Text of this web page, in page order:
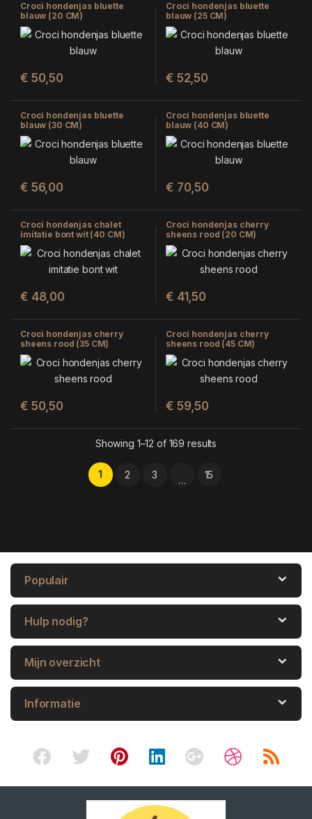
Croci hondenjas bluette
blauw (20 CM)
€ 50,50
Croci hondenjas bluette
blauw (25 CM)
€ 52,50
Croci hondenjas bluette
blauw (30 CM)
€ 56,00
Croci hondenjas bluette
blauw (40 CM)
€ 70,50
Croci hondenjas chalet
imitatie bont wit (40 CM)
€ 48,00
Croci hondenjas cherry
sheens rood (20 CM)
€ 41,50
Croci hondenjas cherry
sheens rood (35 CM)
€ 50,50
Croci hondenjas cherry
sheens rood (45 CM)
€ 59,50
Showing 1–12 of 169 results
1 2 3 … 15
Populair
Hulp nodig?
Mijn overzicht
Informatie